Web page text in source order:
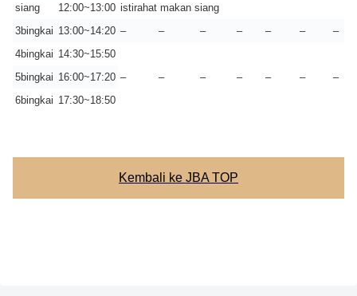
siang
12:00~13:00 istirahat makan siang
3bingkai 13:00~14:20 – – – – – –
–
4bingkai 14:30~15:50
–
– – – – – –
5bingkai 16:00~17:20
6bingkai 17:30~18:50
Kembali ke JBA TOP